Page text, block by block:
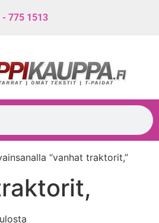
- 775 1513
“vanhat traktorit,”